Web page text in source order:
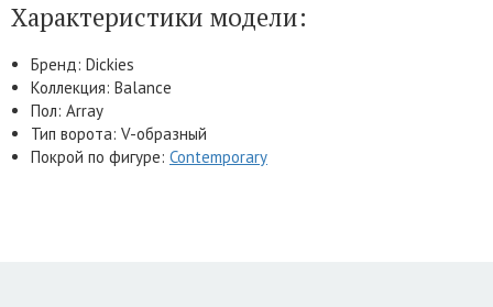
Характеристики модели:
Бренд: Dickies
Коллекция: Balance
Пол: Array
Тип ворота: V-образный
Покрой по фигуре: Contemporary